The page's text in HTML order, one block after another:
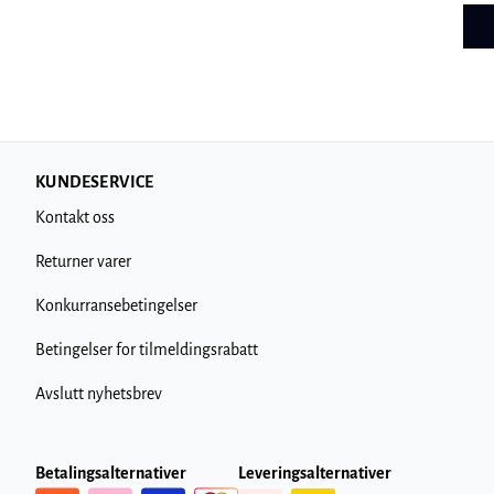
KUNDESERVICE
Kontakt oss
Returner varer
Konkurransebetingelser
Betingelser for tilmeldingsrabatt
Avslutt nyhetsbrev
Betalingsalternativer Leveringsalternativer